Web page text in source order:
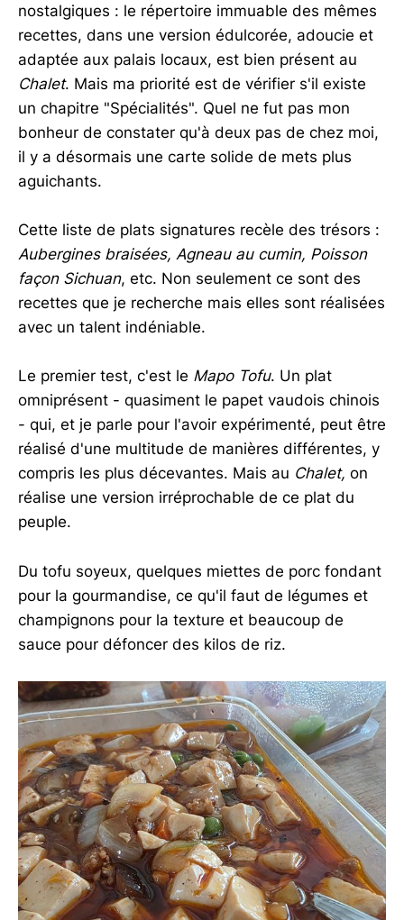
nostalgiques : le répertoire immuable des mêmes
recettes, dans une version édulcorée, adoucie et
adaptée aux palais locaux, est bien présent au
Chalet. Mais ma priorité est de vérifier s'il existe
un chapitre "Spécialités". Quel ne fut pas mon
bonheur de constater qu'à deux pas de chez moi,
il y a désormais une carte solide de mets plus
aguichants.
Cette liste de plats signatures recèle des trésors :
Aubergines braisées, Agneau au cumin, Poisson
façon Sichuan, etc. Non seulement ce sont des
recettes que je recherche mais elles sont réalisées
avec un talent indéniable.
Le premier test, c'est le Mapo Tofu. Un plat
omniprésent - quasiment le papet vaudois chinois
- qui, et je parle pour l'avoir expérimenté, peut être
réalisé d'une multitude de manières différentes, y
compris les plus décevantes. Mais au Chalet, on
réalise une version irréprochable de ce plat du
peuple.
Du tofu soyeux, quelques miettes de porc fondant
pour la gourmandise, ce qu'il faut de légumes et
champignons pour la texture et beaucoup de
sauce pour défoncer des kilos de riz.